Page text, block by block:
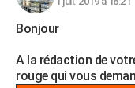
COPAINS D'AVANT
S'inscrire
Se connecter
Lycées
Collèges
Primaires
Universités
Entreprises
Service militaire
Avis de recherche
AVIS DE DÉCÈS
Bonjour
A la rédaction de
rouge qui vous